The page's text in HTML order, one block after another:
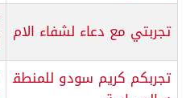
تجربتي مع دعاء لشفاء الام
تجربكم كريم سودو للمنطق